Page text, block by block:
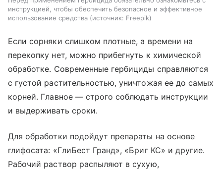
инструкцией, чтобы обеспечить безопасное и эффективное
использование средства
источник: Freepik
Если сорняки слишком плотные, а времени на
перекопку нет, можно прибегнуть к химической
обработке. Современные гербициды справляются
с густой растительностью, уничтожая ее до самых
корней. Главное — строго соблюдать инструкции
и выдерживать сроки.
Для обработки подойдут препараты на основе
глифосата: «ГлиБест Гранд», «Бриг КС» и другие.
Рабочий раствор распыляют в сухую,